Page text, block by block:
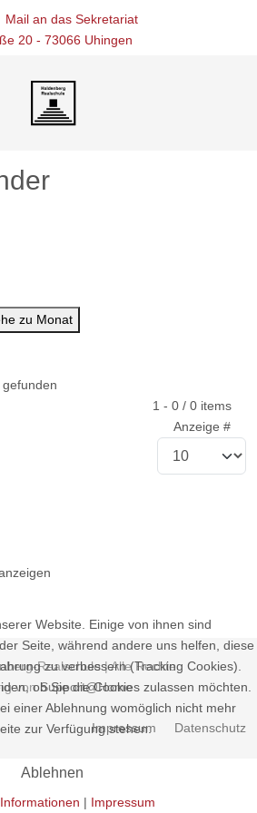
Mail an das Sekretariat
20 - 73066 Uhingen
zu Monat
1 - 0 / 0 items
Anzeige #
Realschule | Alle Rechte
vonSupport@Home
Impressum Datenschutz
Website. Einige von ihnen sind
Seite, während andere uns helfen, diese
zu verbessern (Tracking Cookies).
ob Sie die Cookies zulassen möchten.
einer Ablehnung womöglich nicht mehr
zur Verfügung stehen.
Ablehnen
| Impressum